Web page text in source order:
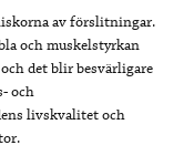
av förslitningar.
och muskelstyrkan
det blir besvärligare
och
livskvalitet och